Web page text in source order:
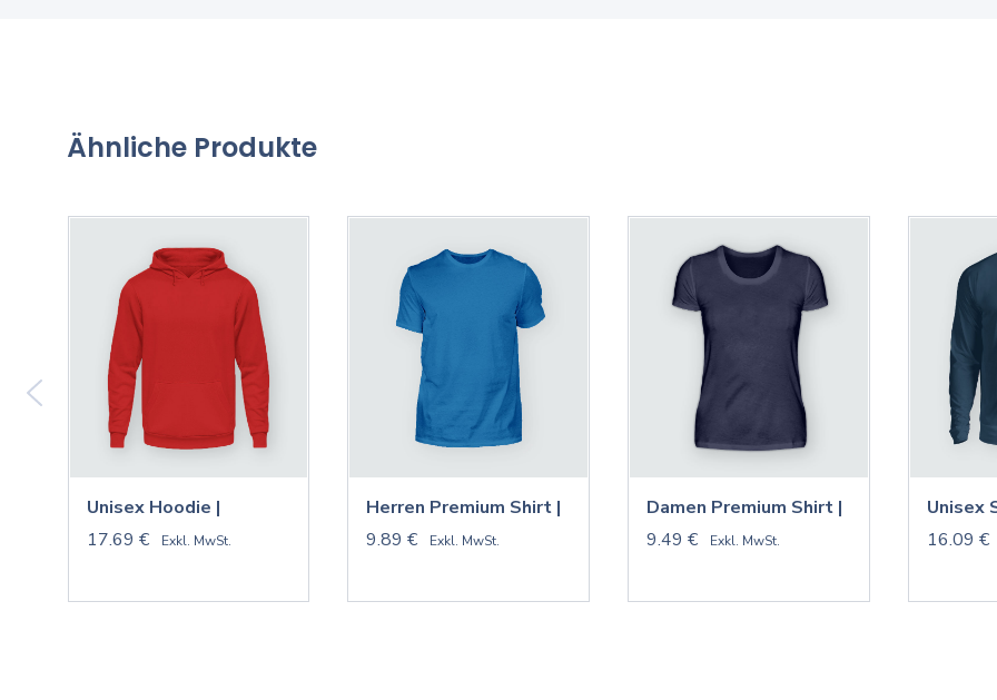
Ähnliche Produkte
Unisex Hoodie |
17.69 €
Exkl. MwSt.
Herren Premium Shirt |
9.89 €
Exkl. MwSt.
Damen Premium Shirt |
9.49 €
Exkl. MwSt.
Unisex
16.09 €